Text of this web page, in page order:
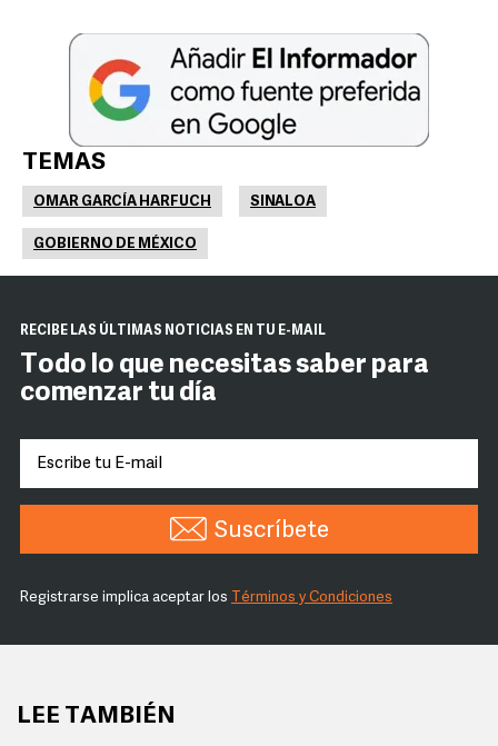
TEMAS
OMAR GARCÍA HARFUCH SINALOA
GOBIERNO DE MÉXICO
RECIBE LAS ÚLTIMAS NOTICIAS EN TU E-MAIL
Todo lo que necesitas saber para
comenzar tu día
Suscríbete
Registrarse implica aceptar los Términos y Condiciones
LEE TAMBIÉN